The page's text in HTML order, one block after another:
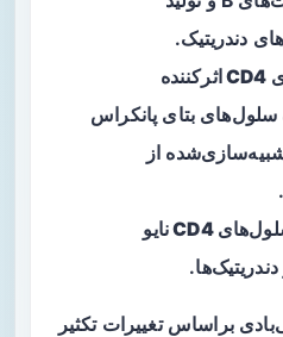
دندریتیک.
کلون‌های CD4 اثرکننده
سلول‌های بتای پانکراس
از
سلول‌های CD4 نایو
براساس تغییرات تکثیر